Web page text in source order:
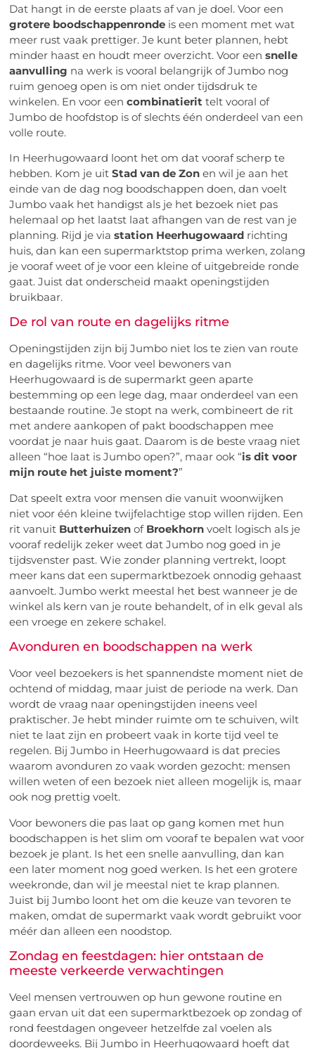
Dat hangt in de eerste plaats af van je doel. Voor een
grotere boodschappenronde is een moment met wat
meer rust vaak prettiger. Je kunt beter plannen, hebt
minder haast en houdt meer overzicht. Voor eensnelle
aanvulling na werk is vooral belangrijk of Jumbo nog
ruim genoeg open is om niet onder tijdsdruk te
winkelen. En voor eencombinatierit telt vooral of
Jumbo de hoofdstop is of slechts één onderdeel van een
volle route.
In Heerhugowaard loont het om dat vooraf scherp te
hebben. Kom je uitStad van de Zon en wil je aan het
einde van de dag nog boodschappen doen, dan voelt
Jumbo vaak het handigst als je het bezoek niet pas
helemaal op het laatst laat afhangen van de rest van je
planning. Rijd je viastation Heerhugowaard richting
huis, dan kan een supermarktstop prima werken, zolang
je vooraf weet of je voor een kleine of uitgebreide ronde
gaat. Juist dat onderscheid maakt openingstijden
bruikbaar.
De rol van route en dagelijks ritme
Openingstijden zijn bij Jumbo niet los te zien van route
en dagelijks ritme. Voor veel bewoners van
Heerhugowaard is de supermarkt geen aparte
bestemming op een lege dag, maar onderdeel van een
bestaande routine. Je stopt na werk, combineert de rit
met andere aankopen of pakt boodschappen mee
voordat je naar huis gaat. Daarom is de beste vraag niet
alleen “hoe laat is Jumbo open?”, maar ook “is dit voor
mijn route het juiste moment?”
Dat speelt extra voor mensen die vanuit woonwijken
niet voor één kleine twijfelachtige stop willen rijden. Een
rit vanuit Butterhuizen of Broekhorn voelt logisch als je
vooraf redelijk zeker weet dat Jumbo nog goed in je
tijdsvenster past. Wie zonder planning vertrekt, loopt
meer kans dat een supermarktbezoek onnodig gehaast
aanvoelt. Jumbo werkt meestal het best wanneer je de
winkel als kern van je route behandelt, of in elk geval als
een vroege en zekere schakel.
Avonduren en boodschappen na werk
Voor veel bezoekers is het spannendste moment niet de
ochtend of middag, maar juist de periode na werk. Dan
wordt de vraag naar openingstijden ineens veel
praktischer. Je hebt minder ruimte om te schuiven, wilt
niet te laat zijn en probeert vaak in korte tijd veel te
regelen. Bij Jumbo in Heerhugowaard is dat precies
waarom avonduren zo vaak worden gezocht: mensen
willen weten of een bezoek niet alleen mogelijk is, maar
ook nog prettig voelt.
Voor bewoners die pas laat op gang komen met hun
boodschappen is het slim om vooraf te bepalen wat voor
bezoek je plant. Is het een snelle aanvulling, dan kan
een later moment nog goed werken. Is het een grotere
weekronde, dan wil je meestal niet te krap plannen.
Juist bij Jumbo loont het om die keuze van tevoren te
maken, omdat de supermarkt vaak wordt gebruikt voor
méér dan alleen een noodstop.
Zondag en feestdagen: hier ontstaan de
meeste verkeerde verwachtingen
Veel mensen vertrouwen op hun gewone routine en
gaan ervan uit dat een supermarktbezoek op zondag of
rond feestdagen ongeveer hetzelfde zal voelen als
doordeweeks. Bij Jumbo in Heerhugowaard hoeft dat